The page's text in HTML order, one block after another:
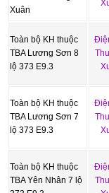
Xuân
Toàn bộ KH thuộc
TBA Lương Sơn 8
lộ 373 E9.3
Toàn bộ KH thuộc
TBA Lương Sơn 7
lộ 373 E9.3
Toàn bộ KH thuộc
TBA Yên Nhân 7 lộ